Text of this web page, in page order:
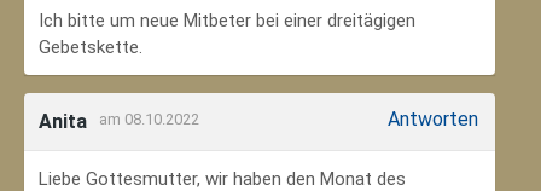
Ich bitte um neue Mitbeter bei einer dreitägigen
Gebetskette.
Anita am 08.10.2022 Antworten
Liebe Gottesmutter, wir haben den Monat des